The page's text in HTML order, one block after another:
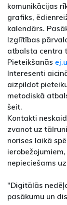
komunikācijas
grafiks,
kalendārs.
Izglītības
atbalsta centra
Pieteikšanās
Interesenti
aizpildot
metodiskā
šeit.
Kontakti
zvanot uz
norises laikā
nepieciešams
"Digitālās
pasākumu un